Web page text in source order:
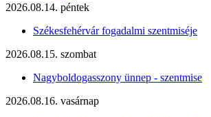
2026.08.14. péntek
Székesfehérvár fogadalmi szentmiséje
2026.08.15. szombat
Nagyboldogasszony ünnep - szentmise
2026.08.16. vasárnap